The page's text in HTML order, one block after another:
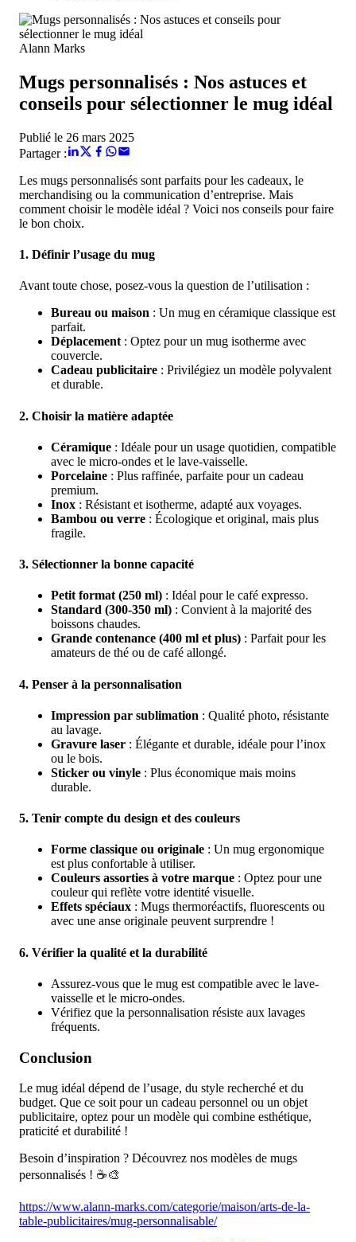
Alann Marks
Mugs personnalisés : Nos astuces et
conseils pour sélectionner le mug idéal
Publié le 26 mars 2025
Partager :
Les mugs personnalisés sont parfaits pour les cadeaux, le
merchandising ou la communication d’entreprise. Mais
comment choisir le modèle idéal ? Voici nos conseils pour faire
le bon choix.
1. Définir l’usage du mug
Avant toute chose, posez-vous la question de l’utilisation :
Bureau ou maison : Un mug en céramique classique est
parfait.
Déplacement : Optez pour un mug isotherme avec
couvercle.
Cadeau publicitaire : Privilégiez un modèle polyvalent
et durable.
2. Choisir la matière adaptée
Céramique : Idéale pour un usage quotidien, compatible
avec le micro-ondes et le lave-vaisselle.
Porcelaine : Plus raffinée, parfaite pour un cadeau
premium.
Inox : Résistant et isotherme, adapté aux voyages.
Bambou ou verre : Écologique et original, mais plus
fragile.
3. Sélectionner la bonne capacité
Petit format (250 ml) : Idéal pour le café expresso.
Standard (300-350 ml) : Convient à la majorité des
boissons chaudes.
Grande contenance (400 ml et plus) : Parfait pour les
amateurs de thé ou de café allongé.
4. Penser à la personnalisation
Impression par sublimation : Qualité photo, résistante
au lavage.
Gravure laser : Élégante et durable, idéale pour l’inox
ou le bois.
Sticker ou vinyle : Plus économique mais moins
durable.
5. Tenir compte du design et des couleurs
Forme classique ou originale : Un mug ergonomique
est plus confortable à utiliser.
Couleurs assorties à votre marque : Optez pour une
couleur qui reflète votre identité visuelle.
Effets spéciaux : Mugs thermoréactifs, fluorescents ou
avec une anse originale peuvent surprendre !
6. Vérifier la qualité et la durabilité
Assurez-vous que le mug est compatible avec le lave-
vaisselle et le micro-ondes.
Vérifiez que la personnalisation résiste aux lavages
fréquents.
Conclusion
Le mug idéal dépend de l’usage, du style recherché et du
budget. Que ce soit pour un cadeau personnel ou un objet
publicitaire, optez pour un modèle qui combine esthétique,
praticité et durabilité !
Besoin d’inspiration ? Découvrez nos modèles de mugs
personnalisés ! ☕🎨
https://www.alann-marks.com/categorie/maison/arts-de-la-
table-publicitaires/mug-personnalisable/